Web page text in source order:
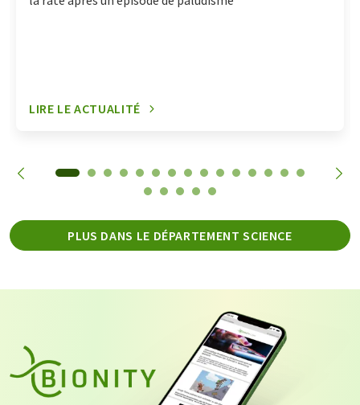
LIRE LE ACTUALITÉ
PLUS DANS LE DÉPARTEMENT SCIENCE